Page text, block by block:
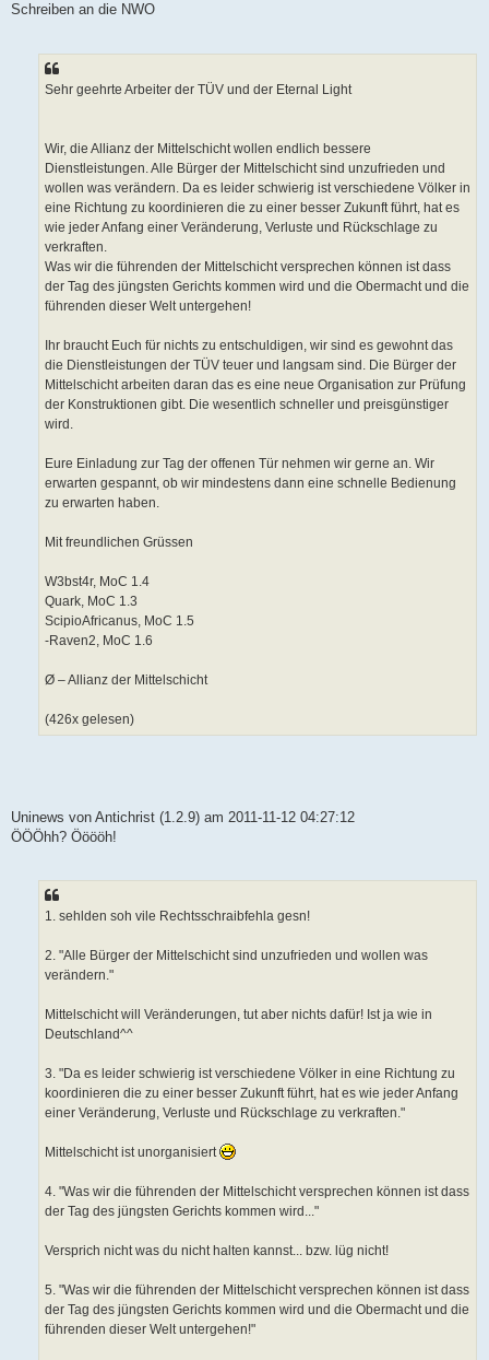
Schreiben an die NWO
Sehr geehrte Arbeiter der TÜV und der Eternal Light
Wir, die Allianz der Mittelschicht wollen endlich bessere
Dienstleistungen. Alle Bürger der Mittelschicht sind unzufrieden und
wollen was verändern. Da es leider schwierig ist verschiedene Völker in
eine Richtung zu koordinieren die zu einer besser Zukunft führt, hat es
wie jeder Anfang einer Veränderung, Verluste und Rückschlage zu
verkraften.
Was wir die führenden der Mittelschicht versprechen können ist dass
der Tag des jüngsten Gerichts kommen wird und die Obermacht und die
führenden dieser Welt untergehen!
Ihr braucht Euch für nichts zu entschuldigen, wir sind es gewohnt das
die Dienstleistungen der TÜV teuer und langsam sind. Die Bürger der
Mittelschicht arbeiten daran das es eine neue Organisation zur Prüfung
der Konstruktionen gibt. Die wesentlich schneller und preisgünstiger
wird.
Eure Einladung zur Tag der offenen Tür nehmen wir gerne an. Wir
erwarten gespannt, ob wir mindestens dann eine schnelle Bedienung
zu erwarten haben.
Mit freundlichen Grüssen
W3bst4r, MoC 1.4
Quark, MoC 1.3
ScipioAfricanus, MoC 1.5
-Raven2, MoC 1.6
Ø – Allianz der Mittelschicht
(426x gelesen)
Uninews von Antichrist (1.2.9) am 2011-11-12 04:27:12
ÖÖÖhh? Ööööh!
1. sehlden soh vile Rechtsschraibfehla gesn!
2. "Alle Bürger der Mittelschicht sind unzufrieden und wollen was
verändern."
Mittelschicht will Veränderungen, tut aber nichts dafür! Ist ja wie in
Deutschland^^
3. "Da es leider schwierig ist verschiedene Völker in eine Richtung zu
koordinieren die zu einer besser Zukunft führt, hat es wie jeder Anfang
einer Veränderung, Verluste und Rückschlage zu verkraften."
Mittelschicht ist unorganisiert
4. "Was wir die führenden der Mittelschicht versprechen können ist dass
der Tag des jüngsten Gerichts kommen wird..."
Versprich nicht was du nicht halten kannst... bzw. lüg nicht!
5. "Was wir die führenden der Mittelschicht versprechen können ist dass
der Tag des jüngsten Gerichts kommen wird und die Obermacht und die
führenden dieser Welt untergehen!"